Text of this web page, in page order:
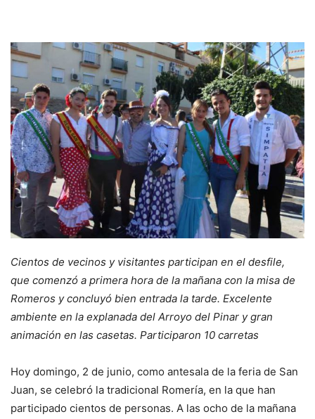
Cientos de vecinos y visitantes participan en el desfile,
que comenzó a primera hora de la mañana con la misa de
Romeros y concluyó bien entrada la tarde. Excelente
ambiente en la explanada del Arroyo del Pinar y gran
animación en las casetas. Participaron 10 carretas
Hoy domingo, 2 de junio, como antesala de la feria de San
Juan, se celebró la tradicional Romería, en la que han
participado cientos de personas. A las ocho de la mañana